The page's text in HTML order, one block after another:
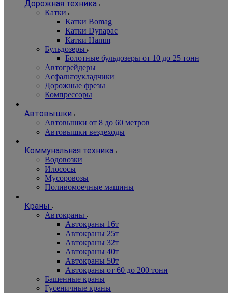
Дорожная техника
Катки
Катки Bomag
Катки Dynapac
Катки Hamm
Бульдозеры
Болотные бульдозеры от 10 до 25 тонн
Автогрейдеры
Асфальтоукладчики
Дорожные фрезы
Компрессоры
Автовышки
Автовышки от 8 до 60 метров
Автовышки вездеходы
Коммунальная техника
Водовозки
Илососы
Мусоровозы
Поливомоечные машины
Краны
Автокраны
Автокраны 16т
Автокраны 25т
Автокраны 32т
Автокраны 40т
Автокраны 50т
Автокраны от 60 до 200 тонн
Башенные краны
Гусеничные краны